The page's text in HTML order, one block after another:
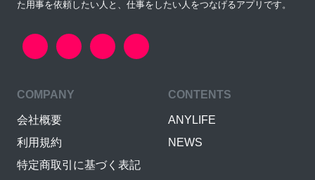
た用事を依頼したい人と、仕事をしたい人をつなげるアプリです。
COMPANY
会社概要
利用規約
特定商取引に基づく表記
CONTENTS
ANYLIFE
NEWS